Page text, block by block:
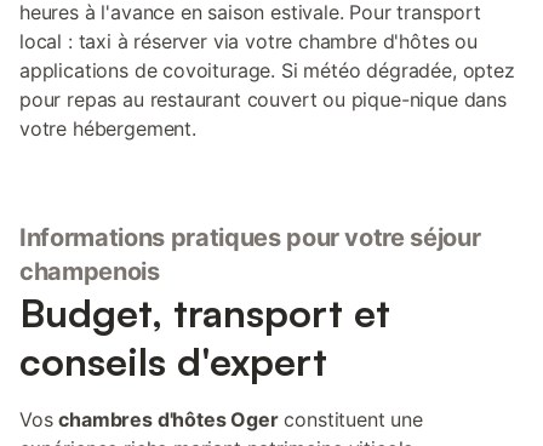
heures à l'avance en saison estivale. Pour transport
local : taxi à réserver via votre chambre d'hôtes ou
applications de covoiturage. Si météo dégradée, optez
pour repas au restaurant couvert ou pique-nique dans
votre hébergement.
Informations pratiques pour votre séjour
champenois
Budget, transport et
conseils d'expert
Voschambres d'hôtes Ogerconstituent une